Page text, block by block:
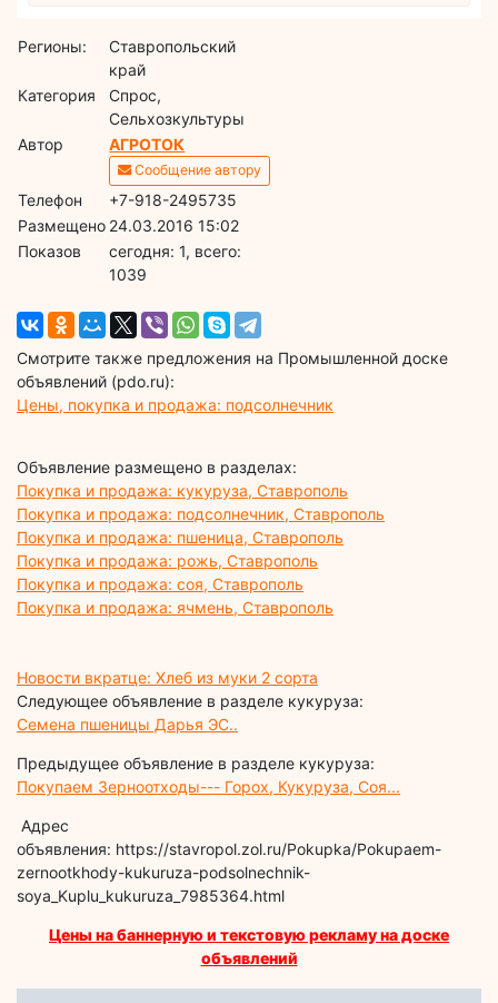
Регионы:
Ставропольский
край
Категория
Спрос,
Сельхозкультуры
Автор
АГРОТОК
Сообщение автору
Телефон
+7-918-2495735
Размещено 24.03.2016 15:02
Показов
cегодня: 1, всего:
1039
Смотрите также предложения на Промышленной доске
объявлений (pdo.ru):
Цены, покупка и продажа: подсолнечник
Объявление размещено в разделах:
Покупка и продажа: кукуруза, Ставрополь
Покупка и продажа: подсолнечник, Ставрополь
Покупка и продажа: пшеница, Ставрополь
Покупка и продажа: рожь, Ставрополь
Покупка и продажа: соя, Ставрополь
Покупка и продажа: ячмень, Ставрополь
Новости вкратце: Хлеб из муки 2 сорта
Следующее объявление в разделе кукуруза:
Семена пшеницы Дарья ЭС..
Предыдущее объявление в разделе кукуруза:
Покупаем Зерноотходы--- Горох, Кукуруза, Соя...
Адрес
объявления: https://stavropol.zol.ru/Pokupka/Pokupaem-
zernootkhody-kukuruza-podsolnechnik-
soya_Kuplu_kukuruza_7985364.html
Цены на баннерную и текстовую рекламу на доске
объявлений